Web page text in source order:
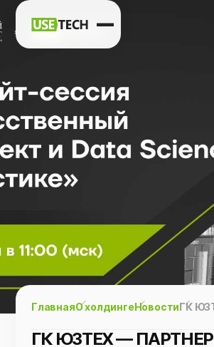
Карьера
Контакты
h
ГлавнаяО холдингеНовости
ГК ЮЗТЕХ — ПАРТНЕР